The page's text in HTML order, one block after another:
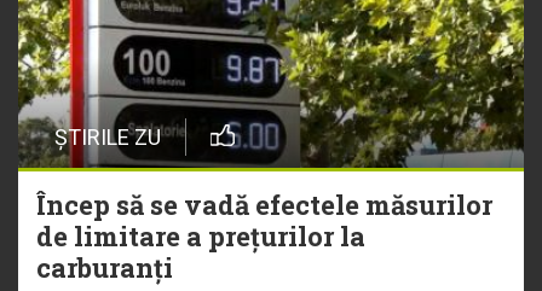
ȘTIRILE ZU
Încep să se vadă efectele măsurilor
de limitare a prețurilor la
carburanți